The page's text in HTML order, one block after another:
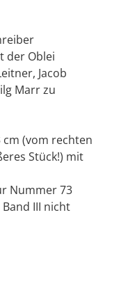
der Oblei
Jacob
Marr zu
cm (vom rechten
Stück!) mit
Nummer 73
III nicht